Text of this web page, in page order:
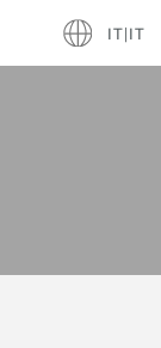
IT|IT